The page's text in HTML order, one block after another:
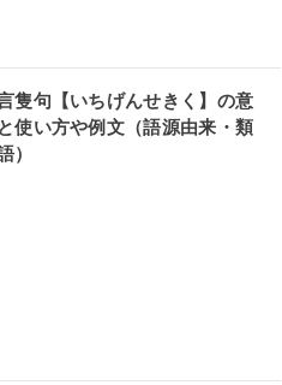
隻句【いちげんせきく】の意
使い方や例文（語源由来・類
）